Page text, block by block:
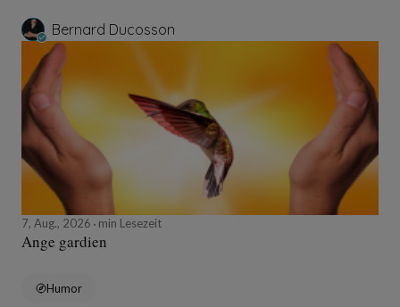
Bernard Ducosson
7, Aug., 2026 min Lesezeit
Ange gardien
Humor